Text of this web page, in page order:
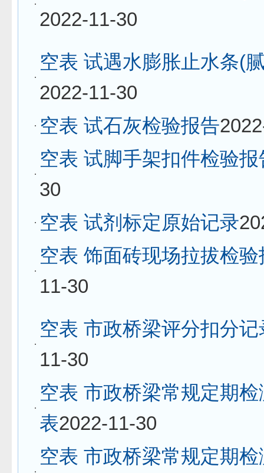
2022-11-30
空表 试遇水膨胀止水条(
2022-11-30
空表 试石灰检验报告
空表 试脚手架扣件检验报
30
空表 试剂标定原始记录
空表 饰面砖现场拉拔检验
11-30
空表 市政桥梁评分扣分记
11-30
空表 市政桥梁常规定期
表2022-11-30
空表 市政桥梁常规定期